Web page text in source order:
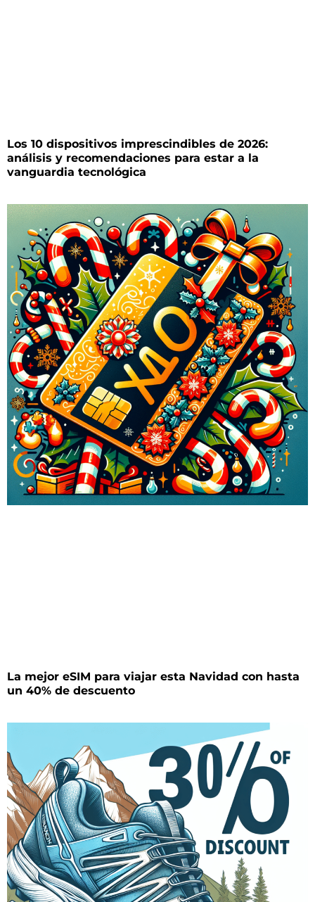
Los 10 dispositivos imprescindibles de 2026:
análisis y recomendaciones para estar a la
vanguardia tecnológica
La mejor eSIM para viajar esta Navidad con hasta
un 40% de descuento